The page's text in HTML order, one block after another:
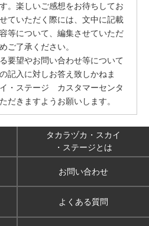
。楽しいご感想をお待ちしてお
ていただく際には、文中に記載
等について、編集させていただ
ご了承ください。
要望やお問い合わせ等について
記入に対しお答え致しかねま
・ステージ カスタマーセンタ
だきますようお願いします。
タカラヅカ・スカイ
・ステージとは
お問い合わせ
よくある質問